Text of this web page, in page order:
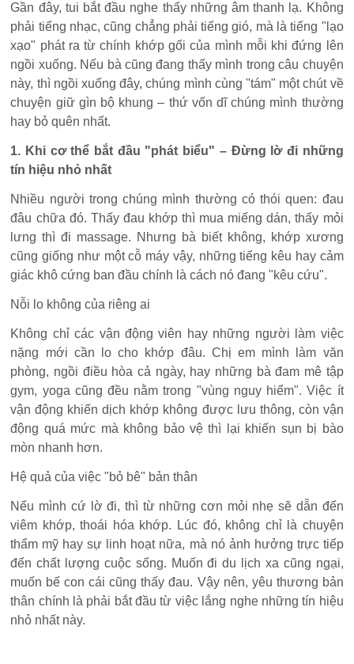
Gần đây, tui bắt đầu nghe thấy những âm thanh lạ. Không
phải tiếng nhạc, cũng chẳng phải tiếng gió, mà là tiếng "lạo
xạo" phát ra từ chính khớp gối của mình mỗi khi đứng lên
ngồi xuống. Nếu bà cũng đang thấy mình trong câu chuyện
này, thì ngồi xuống đây, chúng mình cùng "tám" một chút về
chuyện giữ gìn bộ khung – thứ vốn dĩ chúng mình thường
hay bỏ quên nhất.
1. Khi cơ thể bắt đầu "phát biểu" – Đừng lờ đi những
tín hiệu nhỏ nhất
Nhiều người trong chúng mình thường có thói quen: đau
đâu chữa đó. Thấy đau khớp thì mua miếng dán, thấy mỏi
lưng thì đi massage. Nhưng bà biết không, khớp xương
cũng giống như một cỗ máy vậy, những tiếng kêu hay cảm
giác khô cứng ban đầu chính là cách nó đang "kêu cứu".
Nỗi lo không của riêng ai
Không chỉ các vận động viên hay những người làm việc
nặng mới cần lo cho khớp đâu. Chị em mình làm văn
phòng, ngồi điều hòa cả ngày, hay những bà đam mê tập
gym, yoga cũng đều nằm trong "vùng nguy hiểm". Việc ít
vận động khiến dịch khớp không được lưu thông, còn vận
động quá mức mà không bảo vệ thì lại khiến sụn bị bào
mòn nhanh hơn.
Hệ quả của việc "bỏ bê" bản thân
Nếu mình cứ lờ đi, thì từ những cơn mỏi nhẹ sẽ dẫn đến
viêm khớp, thoái hóa khớp. Lúc đó, không chỉ là chuyện
thẩm mỹ hay sự linh hoạt nữa, mà nó ảnh hưởng trực tiếp
đến chất lượng cuộc sống. Muốn đi du lịch xa cũng ngại,
muốn bế con cái cũng thấy đau. Vậy nên, yêu thương bản
thân chính là phải bắt đầu từ việc lắng nghe những tín hiệu
nhỏ nhất này.